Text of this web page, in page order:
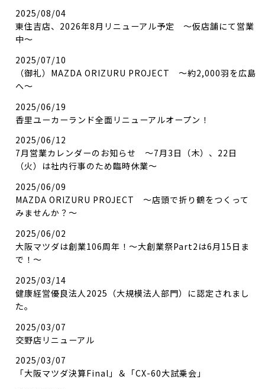
2025/08/04
東住吉店、2026年8月リニューアル予定 ～仮店舗にて営業
中～
2025/07/10
（御礼）MAZDA ORIZURU PROJECT ～約2,000羽を広島
へ～
2025/06/19
香里ユーカーランド全面リニューアルオープン！
2025/06/12
7月営業カレンダーのお知らせ ～7月3日（木）、22日
（火）は社内行事のため臨時休業～
2025/06/09
MAZDA ORIZURU PROJECT ～店頭で折り鶴をつくって
みませんか？～
2025/06/02
大阪マツダは創業106周年！～大創業祭Part2は6月15日ま
で！～
2025/03/14
健康経営優良法人2025（大規模法人部門）に認定されまし
た。
2025/03/07
交野店リニューアル
2025/03/07
「大阪マツダ決算Final」＆「CX-60大試乗会」